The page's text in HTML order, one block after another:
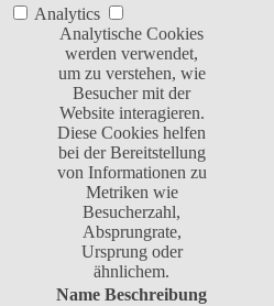
Analytics
Analytische Cookies
werden verwendet,
um zu verstehen, wie
Besucher mit der
Website interagieren.
Diese Cookies helfen
bei der Bereitstellung
von Informationen zu
Metriken wie
Besucherzahl,
Absprungrate,
Ursprung oder
ähnlichem.
Name Beschreibung